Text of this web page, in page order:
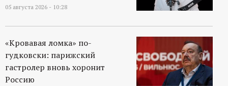
05 августа 2026 - 10:28
«Кровавая ломка» по-
гудковски: парижский
гастролер вновь хоронит
Россию